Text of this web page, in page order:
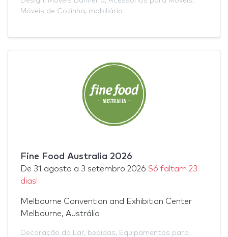
Móveis de Cozinha, mobiliário
Fine Food Australia 2026
De 31 agosto a 3 setembro 2026 Só faltam 23
dias!
Melbourne Convention and Exhibition Center
Melbourne, Austrália
Decoração do Lar, bebidas, Equipamentos para